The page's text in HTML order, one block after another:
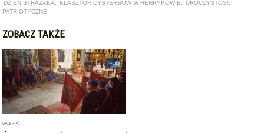
DZIEŃ STRAŻAKA, KLASZTOR CYSTERSÓW W HENRYKOWIE, UROCZYSTOŚCI
PATRIOTYCZNE
ZOBACZ TAKŻE
GALERIA